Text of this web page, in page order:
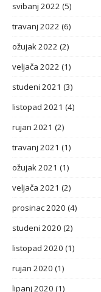
svibanj 2022 (5)
travanj 2022 (6)
ožujak 2022 (2)
veljača 2022 (1)
studeni 2021 (3)
listopad 2021 (4)
rujan 2021 (2)
travanj 2021 (1)
ožujak 2021 (1)
veljača 2021 (2)
prosinac 2020 (4)
studeni 2020 (2)
listopad 2020 (1)
rujan 2020 (1)
lipanj 2020 (1)